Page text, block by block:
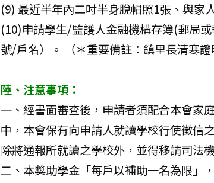
(9) 最近半年內二吋半身脫帽照1張、與家
(10)申請學生/監護人金融機構存簿(郵局
號/戶名）。 （＊重要備註：鎮里長清寒證
陸、注意事項：
一、經書面審查後，申請者須配合本會家
中，本會保有向申請人就讀學校行使徵信
除將通報所就讀之學校外，並得移請司法
二、本獎助學金「每戶以補助一名為限」